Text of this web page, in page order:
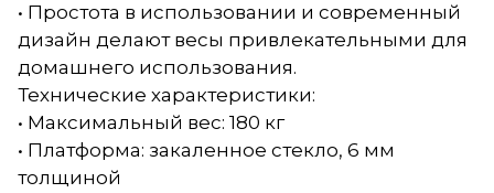
• Простота в использовании и современный
дизайн делают весы привлекательными для
домашнего использования.
Технические характеристики:
• Максимальный вес: 180 кг
• Платформа: закаленное стекло, 6 мм
толщиной